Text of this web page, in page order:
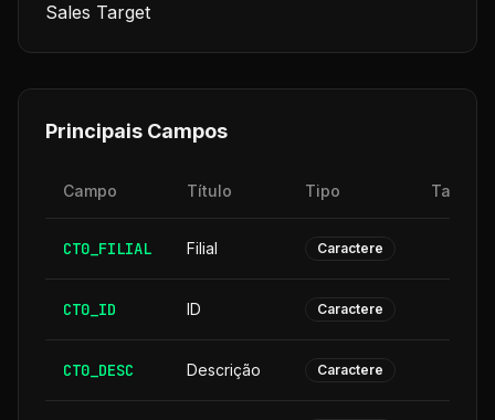
Sales Target
Principais Campos
Campo Título Tipo
CT0_FILIAL Filial Caractere
CT0_ID ID Caractere
CT0_DESC Descrição Caractere